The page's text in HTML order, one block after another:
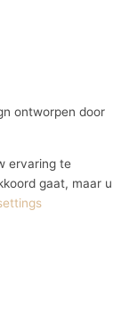
ontworpen door
ervaring te
gaat, maar u